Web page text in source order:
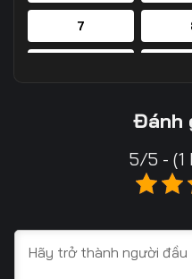
7
25
Đánh
5/5 - (1